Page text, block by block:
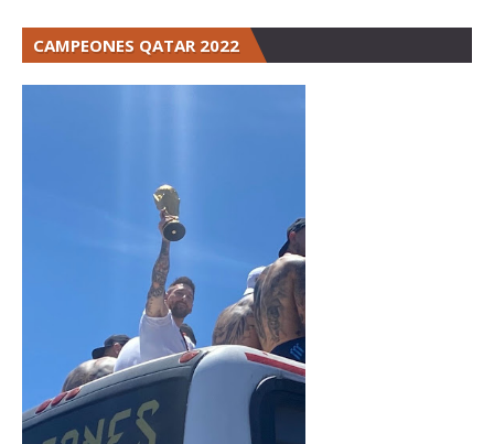
CAMPEONES QATAR 2022